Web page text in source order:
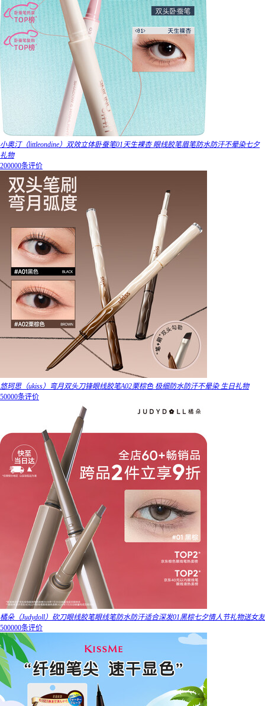
小奥汀（littleondine）双效立体卧蚕笔01天生裸杏 眼线胶笔眉笔防水防汗不晕染七夕
礼物
200000条评价
悠珂思（ukiss）弯月双头刀锋眼线胶笔A02栗棕色 极细防水防汗不晕染 生日礼物
50000条评价
橘朵（Judydoll）砍刀眼线胶笔眼线笔防水防汗适合深发01黑棕七夕情人节礼物送女友
500000条评价